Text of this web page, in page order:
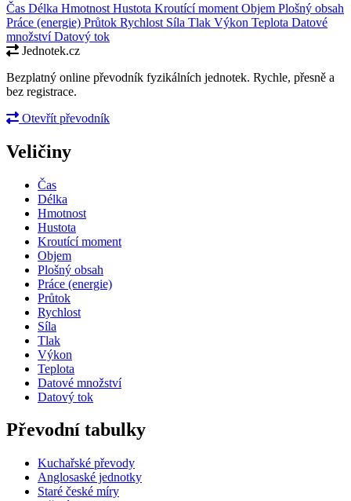
Čas Délka Hmotnost Hustota Kroutící moment Objem Plošný obsah
Práce (energie) Průtok Rychlost Síla Tlak Výkon Teplota Datové
množstvíDatový tok
Jednotek.cz
Bezplatný online převodník fyzikálních jednotek. Rychle, přesně a
bez registrace.
Otevřít převodník
Veličiny
Čas
Délka
Hmotnost
Hustota
Kroutící moment
Objem
Plošný obsah
Práce (energie)
Průtok
Rychlost
Síla
Tlak
Výkon
Teplota
Datové množství
Datový tok
Převodní tabulky
Kuchařské převody
Anglosaské jednotky
Staré české míry